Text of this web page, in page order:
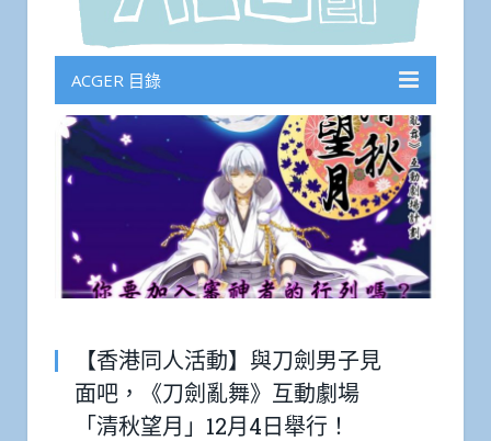
ACGER 目錄
【香港同人活動】與刀劍男子見
面吧，《刀劍亂舞》互動劇場
「清秋望月」12月4日舉行！